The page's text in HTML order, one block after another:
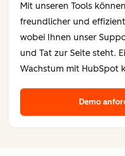
Mit unseren Tools
freundlicher und
wobei Ihnen unser
und Tat zur Seite steht.
Wachstum mit HubSpot
Demo